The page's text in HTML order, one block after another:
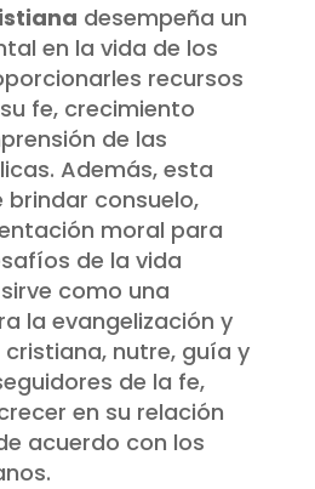
desempeña un
en la vida de los
recursos
fe, crecimiento
de las
Además, esta
consuelo,
moral para
de la vida
como una
la evangelización y
cristiana,nutre, guía y
de la fe,
en su relación
acuerdo con los